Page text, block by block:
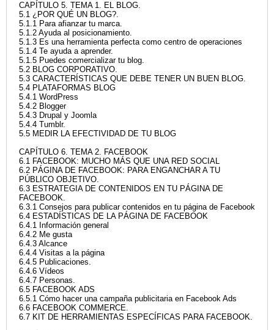
CAPÍTULO 5. TEMA 1. EL BLOG.
5.1 ¿POR QUÉ UN BLOG?.
5.1.1 Para afianzar tu marca.
5.1.2 Ayuda al posicionamiento.
5.1.3 Es una herramienta perfecta como centro de operaciones
5.1.4 Te ayuda a aprender.
5.1.5 Puedes comercializar tu blog.
5.2 BLOG CORPORATIVO.
5.3 CARACTERÍSTICAS QUE DEBE TENER UN BUEN BLOG.
5.4 PLATAFORMAS BLOG
5.4.1 WordPress
5.4.2 Blogger
5.4.3 Drupal y Joomla
5.4.4 Tumblr.
5.5 MEDIR LA EFECTIVIDAD DE TU BLOG
CAPÍTULO 6. TEMA 2. FACEBOOK
6.1 FACEBOOK: MUCHO MÁS QUE UNA RED SOCIAL
6.2 PÁGINA DE FACEBOOK: PARA ENGANCHAR A TU
PÚBLICO OBJETIVO.
6.3 ESTRATEGIA DE CONTENIDOS EN TU PÁGINA DE
FACEBOOK.
6.3.1 Consejos para publicar contenidos en tu página de Facebook
6.4 ESTADÍSTICAS DE LA PÁGINA DE FACEBOOK
6.4.1 Información general
6.4.2 Me gusta
6.4.3 Alcance
6.4.4 Visitas a la página
6.4.5 Publicaciones.
6.4.6 Vídeos
6.4.7 Personas.
6.5 FACEBOOK ADS
6.5.1 Cómo hacer una campaña publicitaria en Facebook Ads
6.6 FACEBOOK COMMERCE.
6.7 KIT DE HERRAMIENTAS ESPECÍFICAS PARA FACEBOOK.